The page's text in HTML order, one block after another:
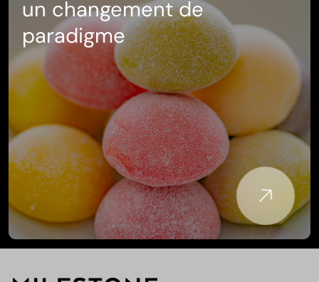
un changement de
paradigme